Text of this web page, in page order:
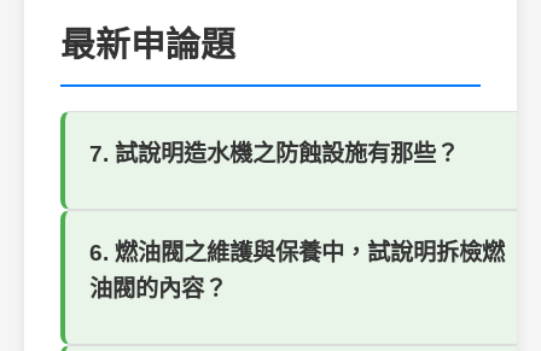
最新申論題
7. 試說明造水機之防蝕設施有那些？
6. 燃油閥之維護與保養中，試說明拆檢燃
油閥的內容？